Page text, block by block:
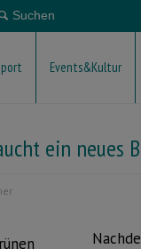
Events&Kultur
ein neues